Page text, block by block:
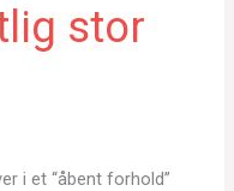
stor
i et “åbent forhold”